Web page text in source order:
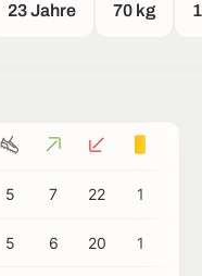
23 Jahre 70 kg
5 7 22 1
5 6 20 1